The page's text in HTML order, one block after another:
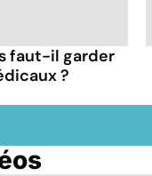
faut-il garder
?